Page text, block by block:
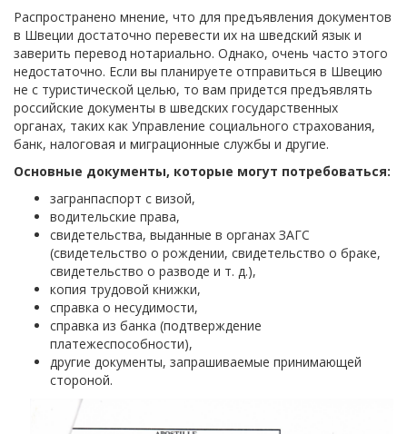
Распространено мнение, что для предъявления документов
в Швеции достаточно перевести их на шведский язык и
заверить перевод нотариально. Однако, очень часто этого
недостаточно. Если вы планируете отправиться в Швецию
не с туристической целью, то вам придется предъявлять
российские документы в шведских государственных
органах, таких как Управление социального страхования,
банк, налоговая и миграционные службы и другие.
Основные документы, которые могут потребоваться:
загранпаспорт с визой,
водительские права,
свидетельства, выданные в органах ЗАГС
(свидетельство о рождении, свидетельство о браке,
свидетельство о разводе и т. д.),
копия трудовой книжки,
справка о несудимости,
справка из банка (подтверждение
платежеспособности),
другие документы, запрашиваемые принимающей
стороной.